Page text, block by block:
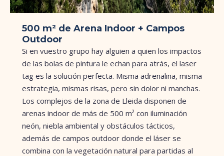
500 m² de Arena Indoor + Campos
Outdoor
Si en vuestro grupo hay alguien a quien los impactos
de las bolas de pintura le echan para atrás, el laser
tag es la solución perfecta. Misma adrenalina, misma
estrategia, mismas risas, pero sin dolor ni manchas.
Los complejos de la zona de Lleida disponen de
arenas indoor de más de 500 m² con iluminación
neón, niebla ambiental y obstáculos tácticos,
además de campos outdoor donde el láser se
combina con la vegetación natural para partidas al